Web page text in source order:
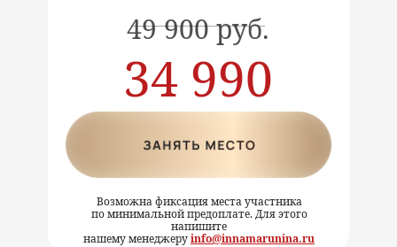
Возможна фиксация места участника
по минимальной предоплате. Для этого
напишите
нашему менеджеруinfo@innamarunina.ru
-
34 990
руб.
49 900 руб.